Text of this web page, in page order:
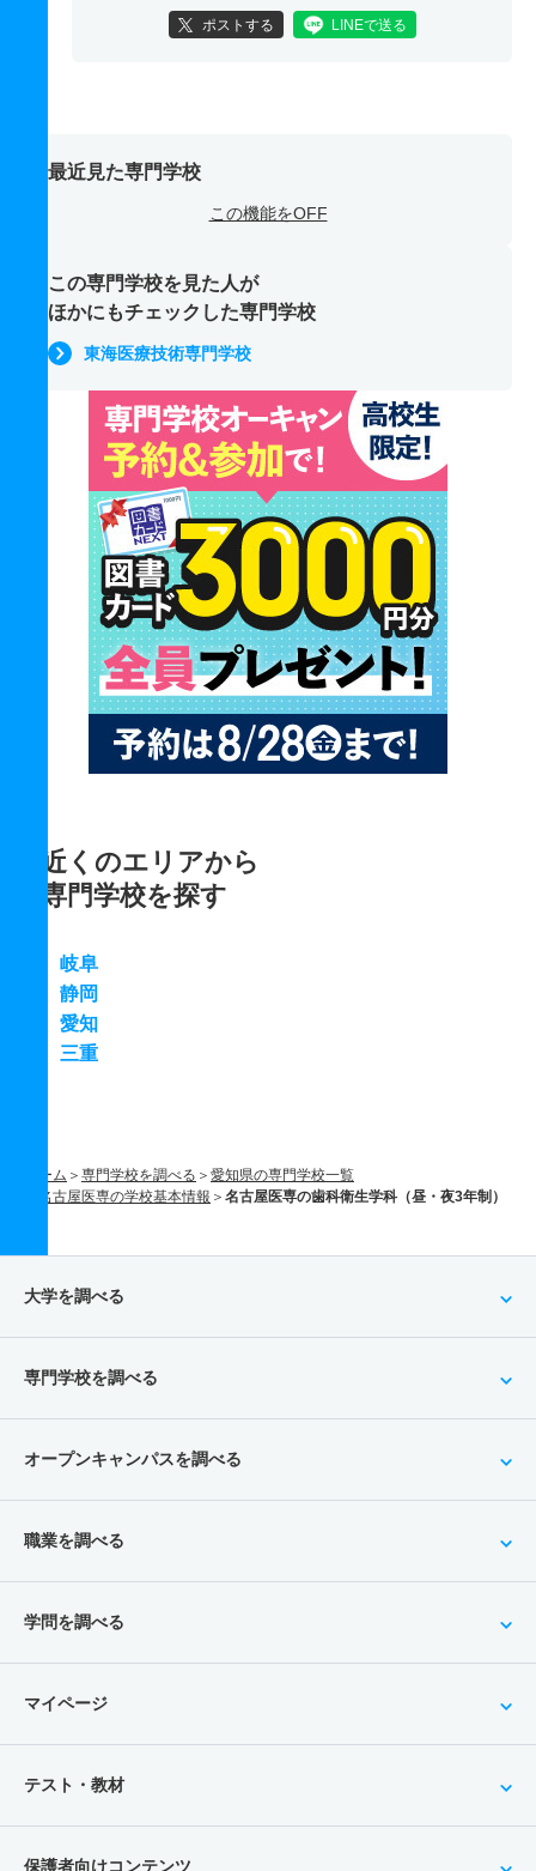
ポストする LINEで送る
最近見た専門学校
この機能をOFF
この専門学校を見た人が
ほかにもチェックした専門学校
東海医療技術専門学校
近くのエリアから
専門学校を探す
岐阜
静岡
愛知
三重
ホーム 専門学校を調べる
愛知県の専門学校一覧
名古屋医専の学校基本情報
名古屋医専の歯科衛生学科（昼・夜3年制）
大学を調べる
専門学校を調べる
オープンキャンパスを調べる
職業を調べる
学問を調べる
マイページ
テスト・教材
保護者向けコンテンツ